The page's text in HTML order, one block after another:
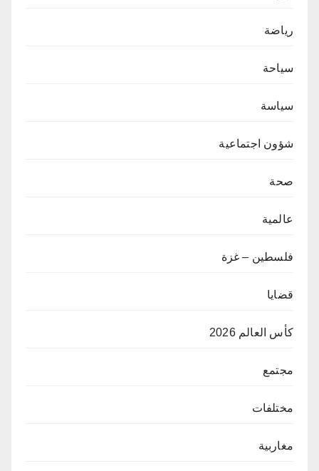
رياضة
سياحة
سياسة
شؤون اجتماعية
صحة
عالمية
فلسطين – غزة
قضايا
كأس العالم 2026
مجتمع
مختلفات
مغاربية